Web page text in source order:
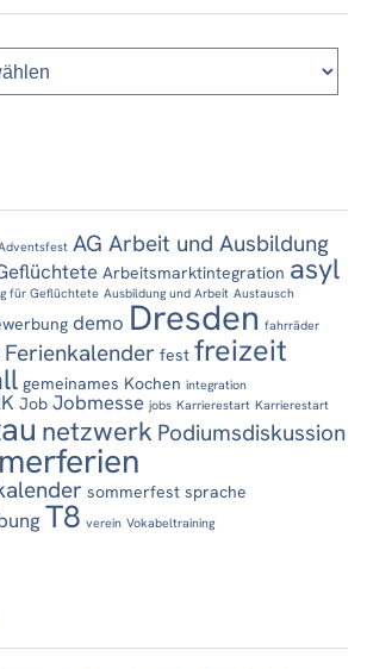
AG Arbeit und Ausbildung
Arbeitsmarktintegration asyl
für Geflüchtete Ausbildung und Arbeit Austausch
demo Dresden fahrräder
Ferienkalender fest freizeit
gemeinames Kochen integration
Job Jobmesse jobs Karrierestart Karrierestart
netzwerk Podiumsdiskussion
sommerfest sprache
T8 verein Vokabeltraining